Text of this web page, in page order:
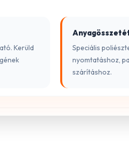
Kerüld
Speciális
nyomtatáshoz,
szárításhoz.